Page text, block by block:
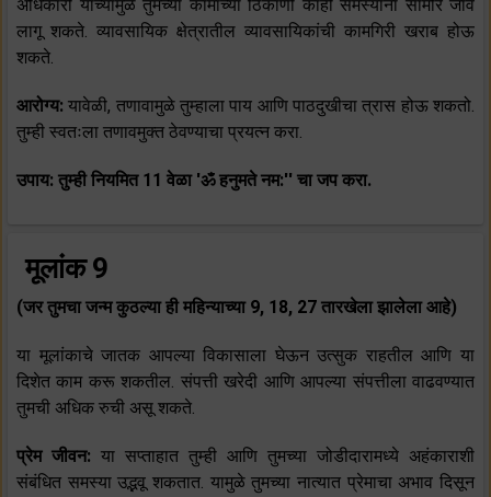
अधिकारी यांच्यामुळे तुमच्या कामाच्या ठिकाणी काही समस्यांना सामोरे जावे
लागू शकते. व्यावसायिक क्षेत्रातील व्यावसायिकांची कामगिरी खराब होऊ
शकते.
आरोग्य:यावेळी, तणावामुळे तुम्हाला पाय आणि पाठदुखीचा त्रास होऊ शकतो.
तुम्ही स्वतःला तणावमुक्त ठेवण्याचा प्रयत्न करा.
उपाय: तुम्ही नियमित 11 वेळा 'ॐ हनुमते नम:'' चा जप करा.
मूलांक 9
(जर तुमचा जन्म कुठल्या ही महिन्याच्या 9, 18, 27 तारखेला झालेला आहे)
या मूलांकाचे जातक आपल्या विकासाला घेऊन उत्सुक राहतील आणि या
दिशेत काम करू शकतील. संपत्ती खरेदी आणि आपल्या संपत्तीला वाढवण्यात
तुमची अधिक रुची असू शकते.
प्रेम जीवन: या सप्ताहात तुम्ही आणि तुमच्या जोडीदारामध्ये अहंकाराशी
संबंधित समस्या उद्भवू शकतात. यामुळे तुमच्या नात्यात प्रेमाचा अभाव दिसून